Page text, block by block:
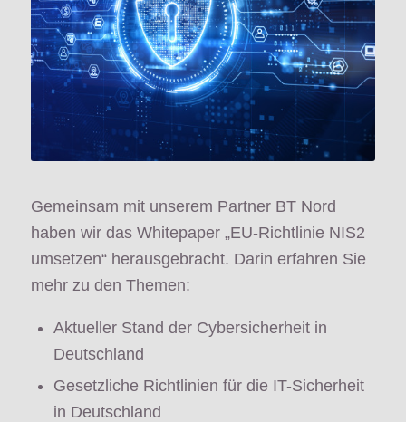
Gemeinsam mit unserem Partner BT Nord
haben wir das Whitepaper „EU-Richtlinie NIS2
umsetzen“ herausgebracht. Darin erfahren Sie
mehr zu den Themen:
Aktueller Stand der Cybersicherheit in
Deutschland
Gesetzliche Richtlinien für die IT-Sicherheit
in Deutschland